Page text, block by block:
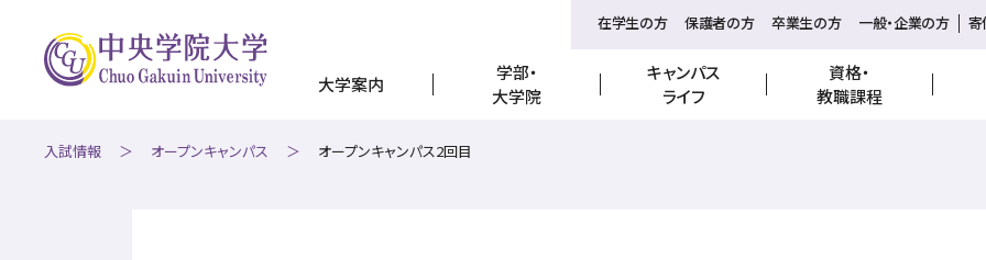
在学生の方 保護者の方 卒業生の方 一般・企業の方 寄
大学案内
学部・
大学院
キャンパス
ライフ
資格・
教職課程
交通アクセス
訪問者別
入試情報 オープンキャンパス オープンキャンパス2回目